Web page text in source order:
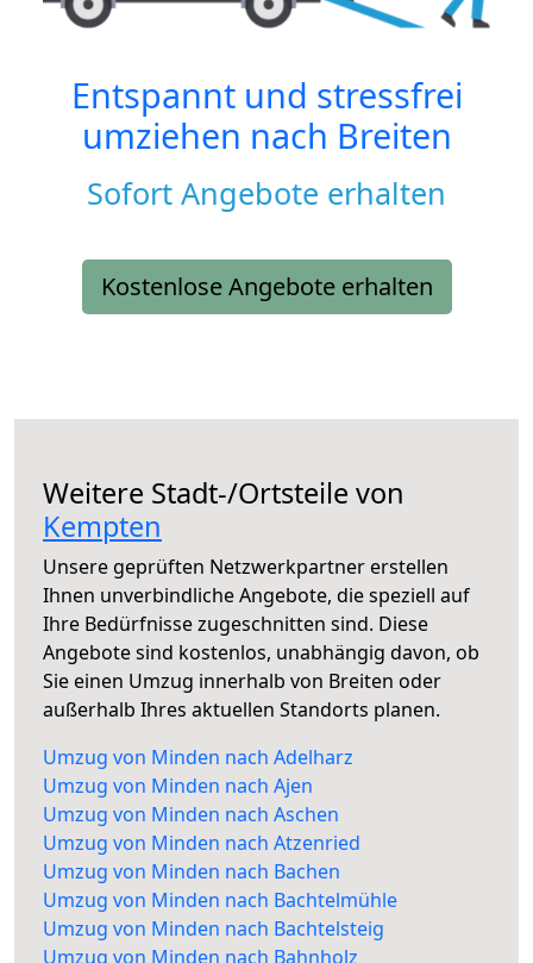
Entspannt und stressfrei
umziehen nach Breiten
Sofort Angebote erhalten
Kostenlose Angebote erhalten
Weitere Stadt-/Ortsteile von
Kempten
Unsere geprüften Netzwerkpartner erstellen
Ihnen unverbindliche Angebote, die speziell auf
Ihre Bedürfnisse zugeschnitten sind. Diese
Angebote sind kostenlos, unabhängig davon, ob
Sie einen Umzug innerhalb von Breiten oder
außerhalb Ihres aktuellen Standorts planen.
Umzug von Minden nach Adelharz
Umzug von Minden nach Ajen
Umzug von Minden nach Aschen
Umzug von Minden nach Atzenried
Umzug von Minden nach Bachen
Umzug von Minden nach Bachtelmühle
Umzug von Minden nach Bachtelsteig
Umzug von Minden nach Bahnholz